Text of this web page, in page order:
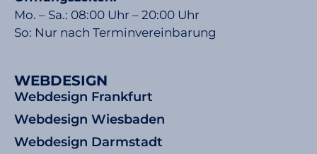
Mo. – Sa.: 08:00 Uhr – 20:00 Uhr
So: Nur nach Terminvereinbarung
WEBDESIGN
Webdesign Frankfurt
Webdesign Wiesbaden
Webdesign Darmstadt